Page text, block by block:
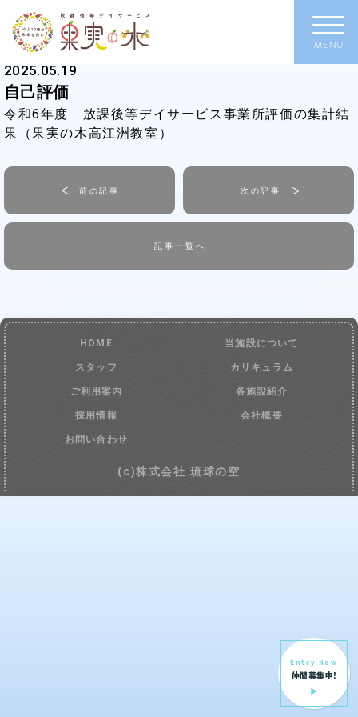
2025.05.19
自己評価
令和6年度 放課後等デイサービス事業所評価の集計結
果（果実の木高江洲教室）
前の記事
記事一覧へ
次の記事
Entry Now
仲間募集中!
HOME 当施設について
スタッフ カリキュラム
ご利用案内 各施設紹介
採用情報 会社概要
お問い合わせ
(c)株式会社 琉球の空